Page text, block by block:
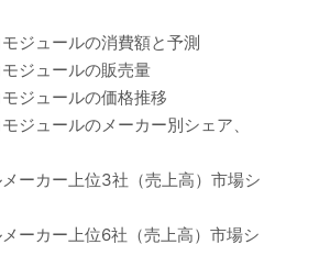
ジュールの消費額と予測
ジュールの販売量
ジュールの価格推移
ジュールのメーカー別シェア、
メーカー上位3社（売上高）市場シ
メーカー上位6社（売上高）市場シ